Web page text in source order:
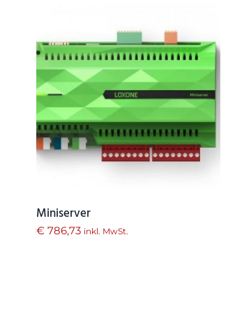
Miniserver
€ 786,73 inkl. MwSt.